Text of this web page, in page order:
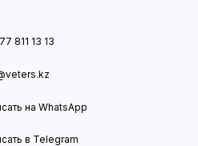
811 13 13
на WhatsApp
в Telegram